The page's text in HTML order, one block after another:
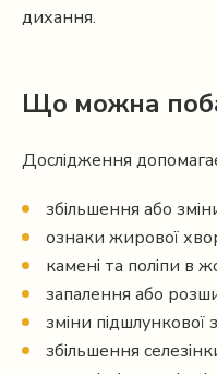
дихання.
Що можна
Дослідження
збільшення або
ознаки жирової
камені та поліпи в
запалення або
зміни підшлункової
збільшення